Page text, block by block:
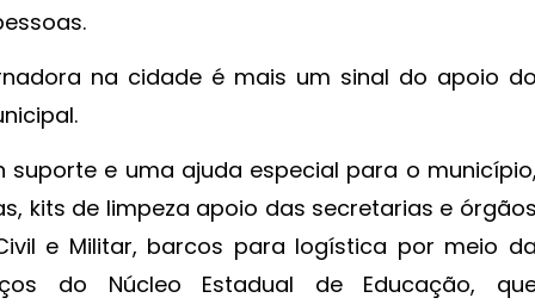
na cidade é mais um sinal do apoio do
suporte e uma ajuda especial para o município,
kits de limpeza apoio das secretarias e órgãos
e Militar, barcos para logística por meio da
do Núcleo Estadual de Educação,